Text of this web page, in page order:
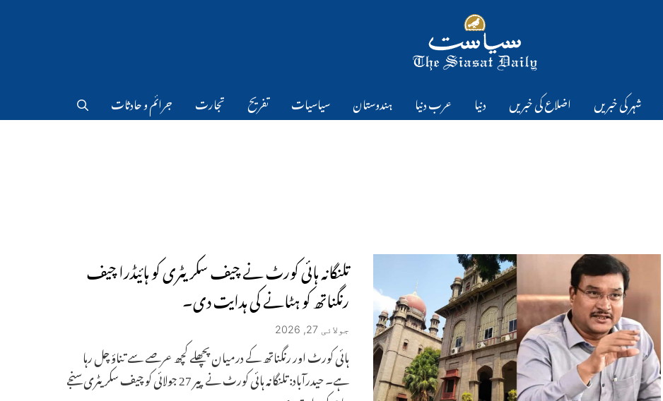
شہر کی خبریں اضلاع کی خبریں دنیا عرب دنیا ہندوستان سیاسیات تفریح تجارت جرائم و حادثات
تلنگانہ ہائی کورٹ نے چیف سکریٹری کو ہائیڈرا چیف
رنگناتھ کو ہٹانے کی ہدایت دی۔
جولائی 27, 2026
ہائی کورٹ اور رنگناتھ کے درمیان پچھلے کچھ عرصے سے تناؤ چل رہا
ہے۔ حیدرآباد: تلنگانہ ہائی کورٹ نے پیر 27 جولائی کو چیف سکریٹری سنجے